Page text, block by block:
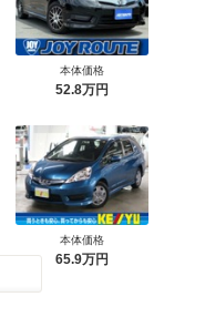
本体価格
52.8万円
本体価格
65.9万円